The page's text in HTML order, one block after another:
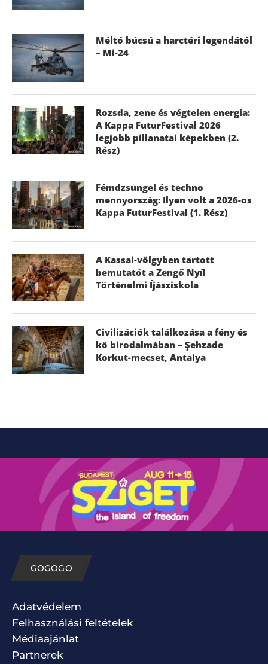
Méltó búcsú a harctéri legendától
– Mi-24
Rozsda, zene és végtelen energia:
A Kappa FuturFestival 2026
legjobb pillanatai képekben (2.
Rész)
Fémdzsungel és techno
mennyország: Ilyen volt a 2026-os
Kappa FuturFestival (1. Rész)
A Kassai-völgyben tartott
bemutatót a Zengő Nyíl
Történelmi Íjásziskola
Civilizációk találkozása a fény és
kő birodalmában – Şehzade
Korkut-mecset, Antalya
GOGOGO
Adatvédelem
Felhasználási feltételek
Médiaajánlat
Partnerek